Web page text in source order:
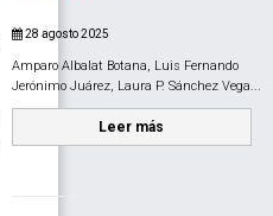
28 agosto 2025
Amparo Albalat Botana, Luis Fernando
Jerónimo Juárez, Laura P. Sánchez Vega...
Leer más